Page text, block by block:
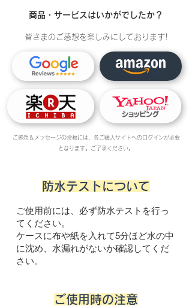
商品・サービスはいかがでしたか？
皆さまのご感想を楽しみにしております!
ご感想＆メッセージの投稿には、各ご購入サイトへのログインが必要
となります。ご了承ください。
防水テストについて
ご使用前には、必ず防水テストを行っ
てください。
ケースに布や紙を入れて5分ほど水の中
に沈め、水漏れがないか確認してくだ
さい。
ご使用時の注意